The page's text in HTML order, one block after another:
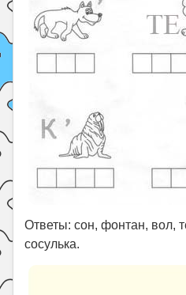
Ответы: сон, фонтан, вол,
сосулька.